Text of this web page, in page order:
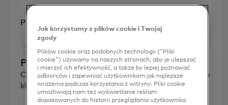
Poznaj rozwiązania
Pozyskiwanie klientów
Określ najlepsze strategie pozyskiwania nowych
klientów MŚP dla karty firmowej.
Jak korzystamy z plików cookie i Twojej
zgody
Plików cookie oraz podobnych technologii ("Pliki
cookie") używamy na naszych stronach, aby je ulepszać
i mierzyć ich efektywność, a także by lepiej poznawać
odbiorców i zapewniać użytkownikom jak najlepsze
wrażenia podczas korzystania z witryny. Pliki cookie
umożliwiają nam też wyświetlanie reklam
dopasowanych do historii przeglądania użytkownika